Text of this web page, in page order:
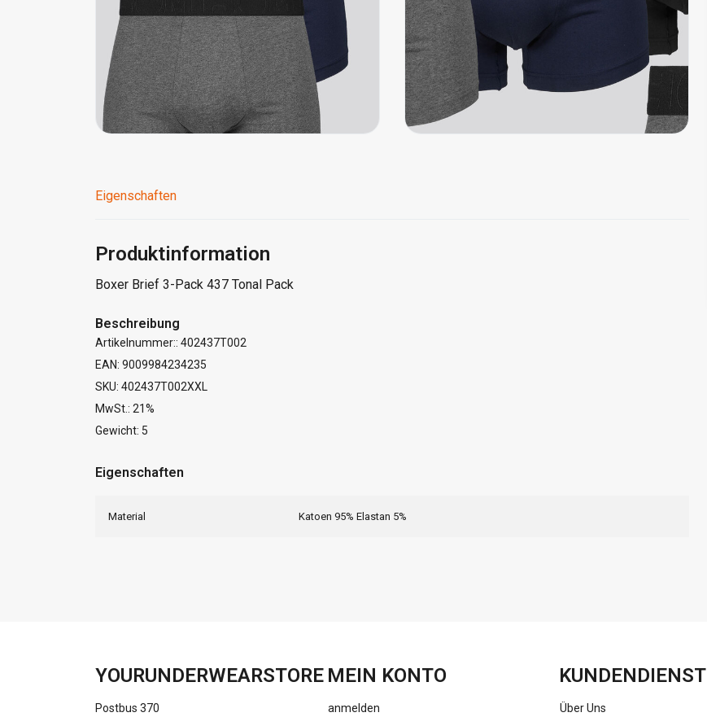
Eigenschaften
Produktinformation
Boxer Brief 3-Pack 437 Tonal Pack
Beschreibung
Artikelnummer:: 402437T002
EAN: 9009984234235
SKU: 402437T002XXL
MwSt.: 21%
Gewicht: 5
Eigenschaften
Material Katoen 95% Elastan 5%
YOURUNDERWEARSTORE
Postbus 370
MEIN KONTO
anmelden
KUNDENDIENST
Über Uns